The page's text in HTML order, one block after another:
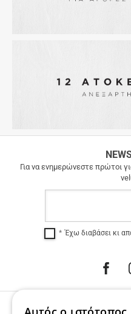
ΜΕΤΑΦΟΡΙΚΑ
ΜΕΤΑΦΟΡΙΚΑ
100
Για να ενημερώνεστε πρώτοι
Έχω διαβάσει κι